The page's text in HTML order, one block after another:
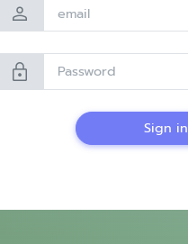
person
lock
Sign in